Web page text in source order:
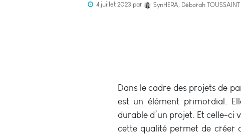
4 juillet 2023 par SynHERA, Déborah TOUSSAINT
Dans le cadre des projets de
est un élément primordial.
durable d’un projet. Et celle-ci
cette qualité permet de créer